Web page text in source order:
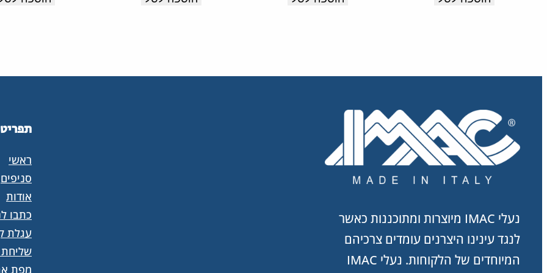
נעלי IMAC מיוצרות ומתוכננות כאשר
לנגד עינינו היצרנים עומדים צרכיהם
המיוחדים של הלקוחות. נעלי IMAC
תפריט
ראשי
סניפים
אודות
כתבו
עגלת
מפת